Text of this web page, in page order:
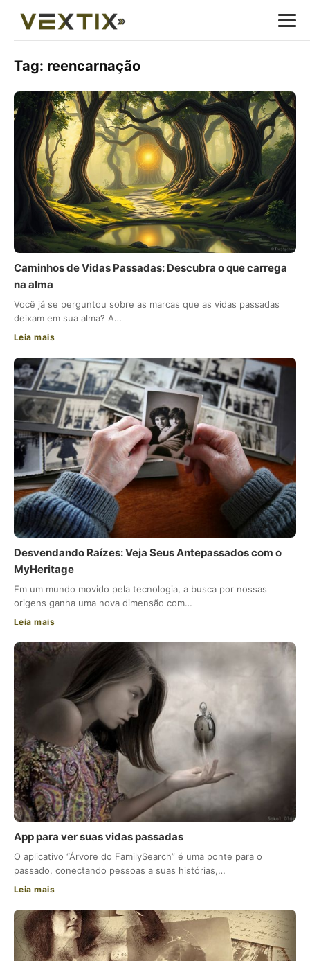
Tag: reencarnação
Caminhos de Vidas Passadas: Descubra o que carrega
na alma
Você já se perguntou sobre as marcas que as vidas passadas
deixam em sua alma? A…
Leia mais
Desvendando Raízes: Veja Seus Antepassados com o
MyHeritage
Em um mundo movido pela tecnologia, a busca por nossas
origens ganha uma nova dimensão com…
Leia mais
App para ver suas vidas passadas
O aplicativo “Árvore do FamilySearch” é uma ponte para o
passado, conectando pessoas a suas histórias,…
Leia mais